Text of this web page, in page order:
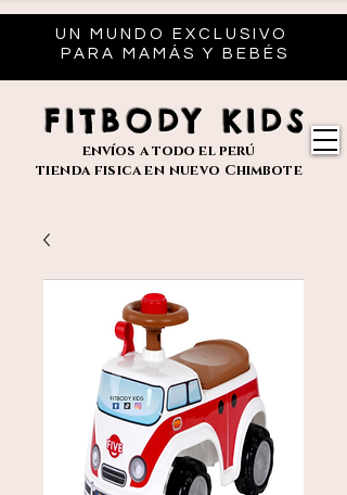
UN MUNDO EXCLUSIVO
PARA MAMÁS Y BEBÉS
FITBODY KIDS
envíos a todo el perú
tienda fisica en nuevo Chimbote